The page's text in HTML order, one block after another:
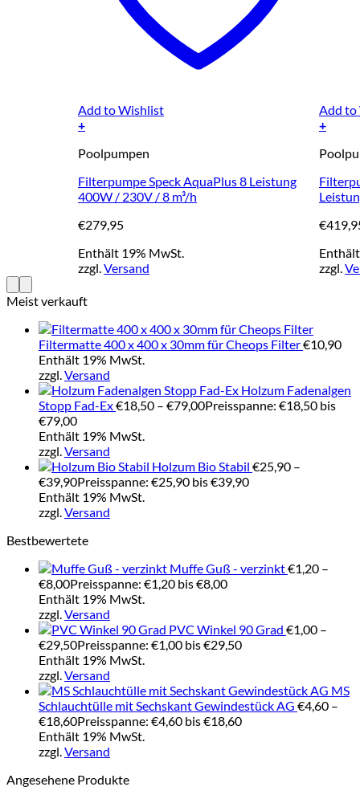
Add to Wishlist
+
Poolpumpen
Filterpumpe Speck AquaPlus 8 Leistung
400W / 230V / 8 m³/h
€279,95
Enthält 19% MwSt.
zzgl.Versand
Add to
+
€
zzgl.
Meist verkauft
Filtermatte 400 x 400 x 30mm für Cheops Filter€10,90
Enthält 19% MwSt.
zzgl.Versand
Holzum Fadenalgen
Stopp Fad-Ex€18,50 – €79,00Preisspanne: €18,50 bis
€79,00
Enthält 19% MwSt.
zzgl.Versand
Holzum Bio Stabil €25,90 –
€39,90Preisspanne: €25,90 bis €39,90
Enthält 19% MwSt.
zzgl.Versand
Bestbewertete
Muffe Guß - verzinkt€1,20 –
€8,00Preisspanne: €1,20 bis €8,00
Enthält 19% MwSt.
zzgl.Versand
PVC Winkel 90 Grad €1,00 –
€29,50Preisspanne: €1,00 bis €29,50
Enthält 19% MwSt.
zzgl.Versand
MS
Schlauchtülle mit Sechskant Gewindestück AG €4,60 –
€18,60Preisspanne: €4,60 bis €18,60
Enthält 19% MwSt.
zzgl.Versand
Angesehene Produkte